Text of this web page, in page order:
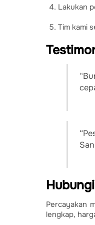
Lakukan
Tim kami
Percayakan
lengkap,